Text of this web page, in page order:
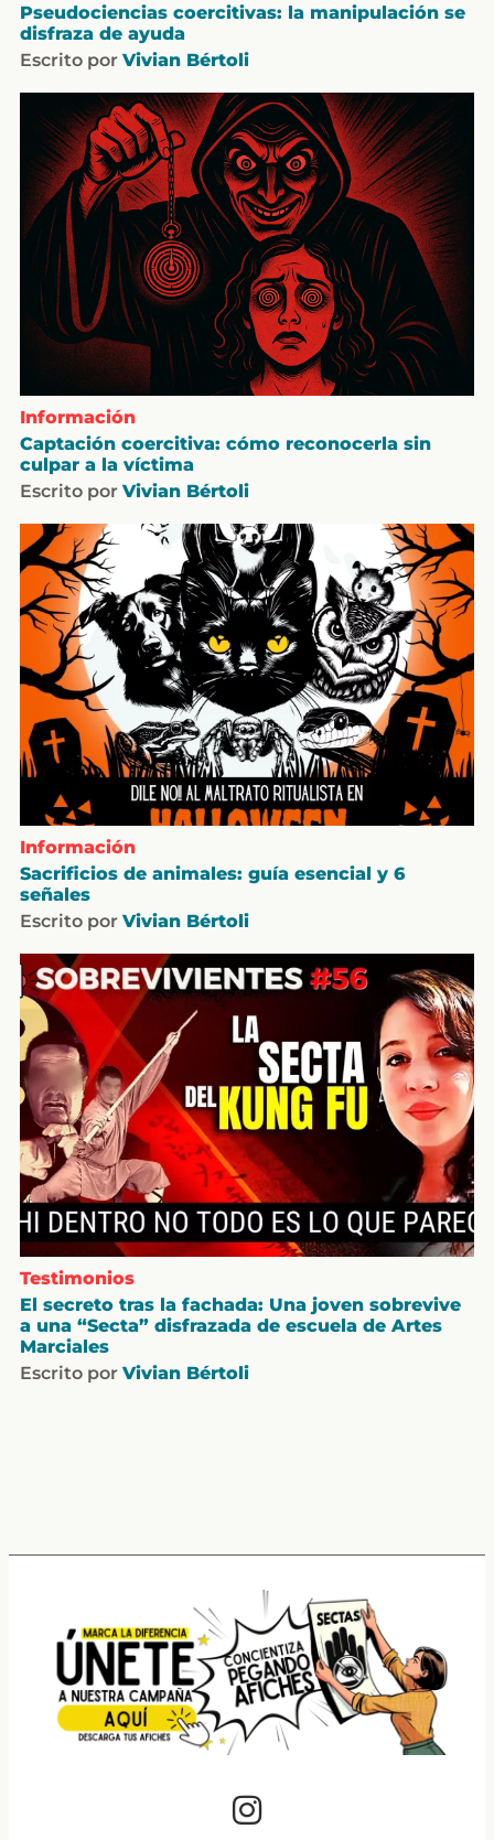
Pseudociencias coercitivas: la manipulación se
disfraza de ayuda
Escrito por Vivian Bértoli
Información
Captación coercitiva: cómo reconocerla sin
culpar a la víctima
Escrito por Vivian Bértoli
Información
Sacrificios de animales: guía esencial y 6
señales
Escrito por Vivian Bértoli
Testimonios
El secreto tras la fachada: Una joven sobrevive
a una “Secta” disfrazada de escuela de Artes
Marciales
Escrito por Vivian Bértoli